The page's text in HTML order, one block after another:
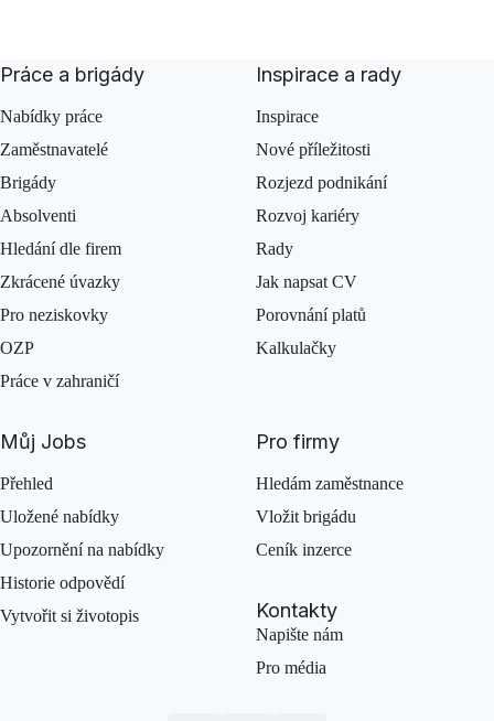
Práce a brigády
Nabídky práce
Zaměstnavatelé
Brigády
Absolventi
Hledání dle firem
Zkrácené úvazky
Pro neziskovky
OZP
Práce v zahraničí
Inspirace a rady
Inspirace
Nové příležitosti
Rozjezd podnikání
Rozvoj kariéry
Rady
Jak napsat CV
Porovnání platů
Kalkulačky
Můj Jobs
Přehled
Uložené nabídky
Upozornění na nabídky
Historie odpovědí
Vytvořit si životopis
Pro firmy
Hledám zaměstnance
Vložit brigádu
Ceník inzerce
Kontakty
Napište nám
Pro média